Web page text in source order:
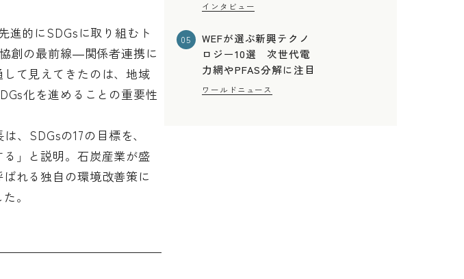
進的にSDGsに取り組むト
創の最前線―関係者連携に
て見えてきたのは、地域
化を進めることの重要性
、SDGsの17の目標を、
」と説明。石炭産業が盛
れる独自の環境改善策に
。
インタビュー
05
WEFが選ぶ新興テクノ
ロジー10選 次世代電
力網やPFAS分解に注目
ワールドニュース